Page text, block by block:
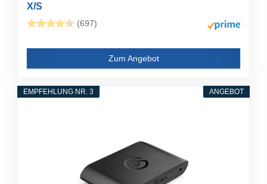
X/S
(697)
Zum Angebot
ANGEBOT
EMPFEHLUNG NR. 3